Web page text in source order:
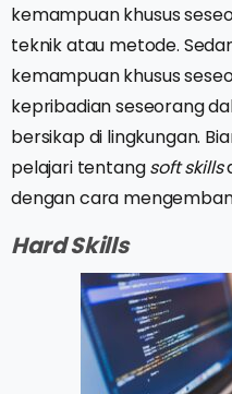
kemampuan khusus
teknik atau metode.
kemampuan khusus
kepribadian seseorang
bersikap di lingkungan.
pelajari tentangsoft skills
dengan cara
Hard Skills